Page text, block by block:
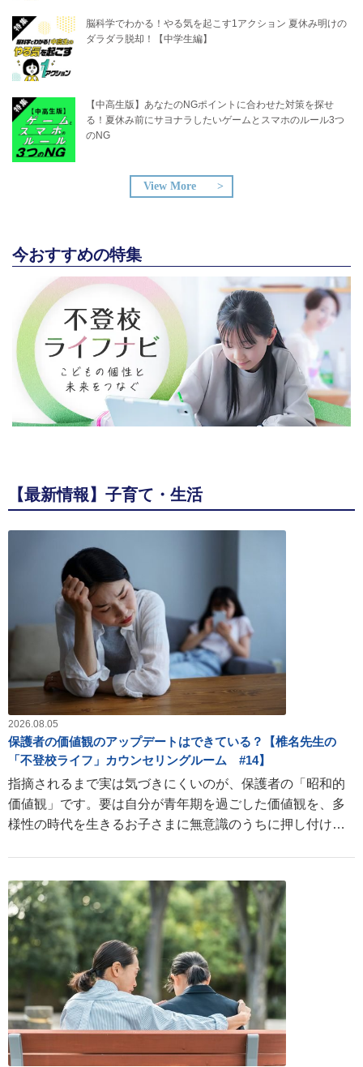
脳科学でわかる！やる気を起こす1アクション 夏休み明けの
ダラダラ脱却！【中学生編】
【中高生版】あなたのNGポイントに合わせた対策を探せ
る！夏休み前にサヨナラしたいゲームとスマホのルール3つ
のNG
View More
今おすすめの特集
【最新情報】子育て・生活
2026.08.05
保護者の価値観のアップデートはできている？【椎名先生の
「不登校ライフ」カウンセリングルーム #14】
指摘されるまで実は気づきにくいのが、保護者の「昭和的
価値観」です。要は自分が青年期を過ごした価値観を、多
様性の時代を生きるお子さまに無意識のうちに押し付けて